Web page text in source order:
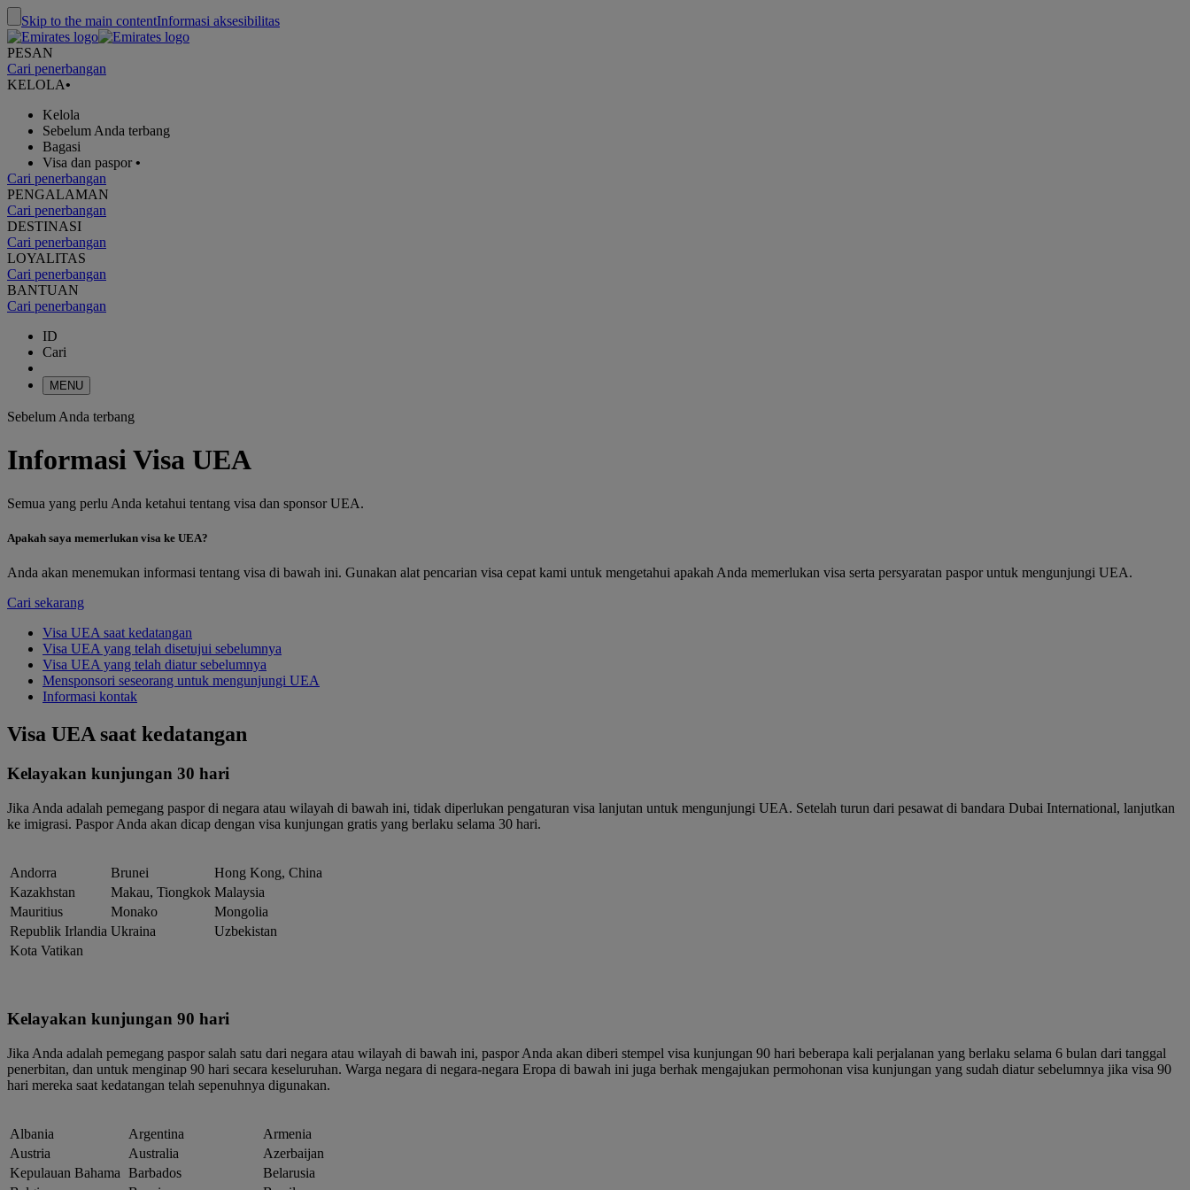
Skip to the main contentInformasi aksesibilitas
PESAN
Cari penerbangan
KELOLA•
Kelola
Sebelum Anda terbang
Bagasi
Visa dan paspor •
Cari penerbangan
PENGALAMAN
Cari penerbangan
DESTINASI
Cari penerbangan
LOYALITAS
Cari penerbangan
BANTUAN
Cari penerbangan
ID
Cari
MENU
Sebelum Anda terbang
Informasi Visa UEA
Semua yang perlu Anda ketahui tentang visa dan sponsor UEA.
Apakah saya memerlukan visa ke UEA?
Anda akan menemukan informasi tentang visa di bawah ini. Gunakan alat pencarian visa cepat kami untuk mengetahui apakah Anda memerlukan visa serta persyaratan paspor untuk mengunjungi UEA.
Cari sekarang
Visa UEA saat kedatangan
Visa UEA yang telah disetujui sebelumnya
Visa UEA yang telah diatur sebelumnya
Mensponsori seseorang untuk mengunjungi UEA
Informasi kontak
Visa UEA saat kedatangan
Kelayakan kunjungan 30 hari
Jika Anda adalah pemegang paspor di negara atau wilayah di bawah ini, tidak diperlukan pengaturan visa lanjutan untuk mengunjungi UEA. Setelah turun dari pesawat di bandara Dubai International, lanjutkan
ke imigrasi. Paspor Anda akan dicap dengan visa kunjungan gratis yang berlaku selama 30 hari.
Andorra Brunei
Hong Kong, China
Kazakhstan
Makau, Tiongkok Malaysia
Mauritius
Monako
Mongolia
Republik Irlandia Ukraina
Uzbekistan
Kota Vatikan
Kelayakan kunjungan 90 hari
Jika Anda adalah pemegang paspor salah satu dari negara atau wilayah di bawah ini, paspor Anda akan diberi stempel visa kunjungan 90 hari beberapa kali perjalanan yang berlaku selama 6 bulan dari tanggal
penerbitan, dan untuk menginap 90 hari secara keseluruhan. Warga negara di negara-negara Eropa di bawah ini juga berhak mengajukan permohonan visa kunjungan yang sudah diatur sebelumnya jika visa 90
hari mereka saat kedatangan telah sepenuhnya digunakan.
Albania Argentina
Armenia
Austria
Australia
Azerbaijan
Kepulauan Bahama Barbados
Belarusia